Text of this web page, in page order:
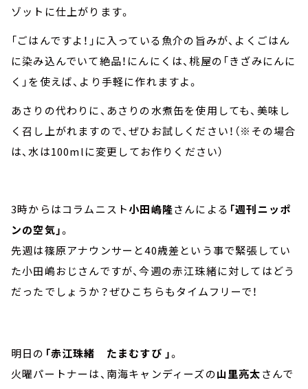
ゾットに仕上がります。
「ごはんですよ！」に入っている魚介の旨みが、よくごはん
に染み込んでいて絶品！にんにくは、桃屋の「きざみにんに
く」を使えば、より手軽に作れますよ。
あさりの代わりに、あさりの水煮缶を使用しても、美味し
く召し上がれますので、ぜひお試しください！（※その場合
は、水は100mlに変更してお作りください）
3時からはコラムニスト小田嶋隆さんによる 「週刊ニッポ
ンの空気」。
先週は篠原アナウンサーと40歳差という事で緊張してい
た小田嶋おじさんですが、今週の赤江珠緒に対してはどう
だったでしょうか？ぜひこちらもタイムフリーで！
明日の 「赤江珠緒 たまむすび 」。
火曜パートナーは、南海キャンディーズの山里亮太さんで